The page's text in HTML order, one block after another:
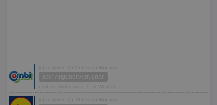
letzte Aktion 16,95 € vor 5 Wochen
kein Angebot verfügbar
nächste Aktion in ca. 5 - 6 Wochen
letzte Aktion 15,78 € vor 6 Wochen